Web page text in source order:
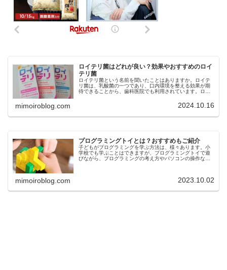
ロイテリ菌はどれが良い？効果やおすすめのロイ
テリ菌
ロイテリ菌という名前を聞いたことはありますか。ロイテ
リ菌は、乳酸菌の一つであり、口内環境を整える効果が期
待できることから、歯科医院でも利用されています。ロイ
mimoiroblog.com 2024.10.16
プログラミングトイとは？おすすめもご紹介
子どもがプログラミングを学ぶ方法は、様々あります。小
学校でも学ぶことはできますが、プログラミングトイで遊
びながら、プログラミングの考え方やパソコンの操作など
mimoiroblog.com 2023.10.02